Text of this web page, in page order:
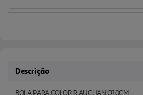
Descrição